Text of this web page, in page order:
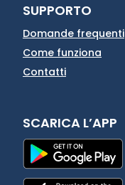
SUPPORTO
Domande frequenti
Come funziona
Contatti
SCARICA L’APP